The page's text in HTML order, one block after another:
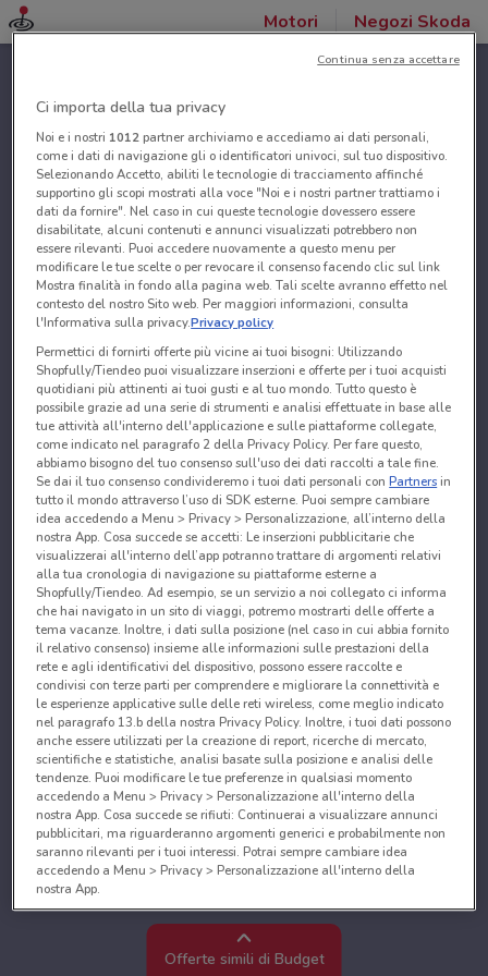
Motori Negozi Skoda
Offerte simili di Budget
Ci importa della tua privacy
Noi e i nostri 1012partner archiviamo e accediamo ai dati personali,
come i dati di navigazione gli o identificatori univoci, sul tuo dispositivo.
Selezionando Accetto, abiliti le tecnologie di tracciamento affinché
supportino gli scopi mostrati alla voce "Noi e i nostri partner trattiamo i
dati da fornire". Nel caso in cui queste tecnologie dovessero essere
disabilitate, alcuni contenuti e annunci visualizzati potrebbero non
essere rilevanti. Puoi accedere nuovamente a questo menu per
modificare le tue scelte o per revocare il consenso facendo clic sul link
Mostra finalità in fondo alla pagina web. Tali scelte avranno effetto nel
contesto del nostro Sito web. Per maggiori informazioni, consulta
l'Informativa sulla privacy.Privacy policy
Permettici di fornirti offerte più vicine ai tuoi bisogni: Utilizzando
Shopfully/Tiendeo puoi visualizzare inserzioni e offerte per i tuoi acquisti
quotidiani più attinenti ai tuoi gusti e al tuo mondo. Tutto questo è
possibile grazie ad una serie di strumenti e analisi effettuate in base alle
tue attività all'interno dell'applicazione e sulle piattaforme collegate,
come indicato nel paragrafo 2 della Privacy Policy. Per fare questo,
abbiamo bisogno del tuo consenso sull'uso dei dati raccolti a tale fine.
Se dai il tuo consenso condivideremo i tuoi dati personali conPartnersin
tutto il mondo attraverso l’uso di SDK esterne. Puoi sempre cambiare
idea accedendo a Menu > Privacy > Personalizzazione, all’interno della
nostra App. Cosa succede se accetti: Le inserzioni pubblicitarie che
visualizzerai all'interno dell’app potranno trattare di argomenti relativi
alla tua cronologia di navigazione su piattaforme esterne a
Shopfully/Tiendeo. Ad esempio, se un servizio a noi collegato ci informa
che hai navigato in un sito di viaggi, potremo mostrarti delle offerte a
tema vacanze. Inoltre, i dati sulla posizione (nel caso in cui abbia fornito
il relativo consenso) insieme alle informazioni sulle prestazioni della
rete e agli identificativi del dispositivo, possono essere raccolte e
condivisi con terze parti per comprendere e migliorare la connettività e
le esperienze applicative sulle delle reti wireless, come meglio indicato
nel paragrafo 13.b della nostra Privacy Policy. Inoltre, i tuoi dati possono
anche essere utilizzati per la creazione di report, ricerche di mercato,
scientifiche e statistiche, analisi basate sulla posizione e analisi delle
tendenze. Puoi modificare le tue preferenze in qualsiasi momento
accedendo a Menu > Privacy > Personalizzazione all'interno della
nostra App. Cosa succede se rifiuti: Continuerai a visualizzare annunci
pubblicitari, ma riguarderanno argomenti generici e probabilmente non
saranno rilevanti per i tuoi interessi. Potrai sempre cambiare idea
accedendo a Menu > Privacy > Personalizzazione all'interno della
nostra App.
Noi e i nostri partner trattiamo i dati per fornire:
Utilizzare dati di geolocalizzazione precisi. Scansione attiva delle
caratteristiche del dispositivo ai fini dell’identificazione. Archiviare
Continua senza accettare